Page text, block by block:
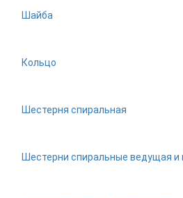
Шайба
Кольцо
Шестерня спиральная
Шестерни спиральные ведущая и